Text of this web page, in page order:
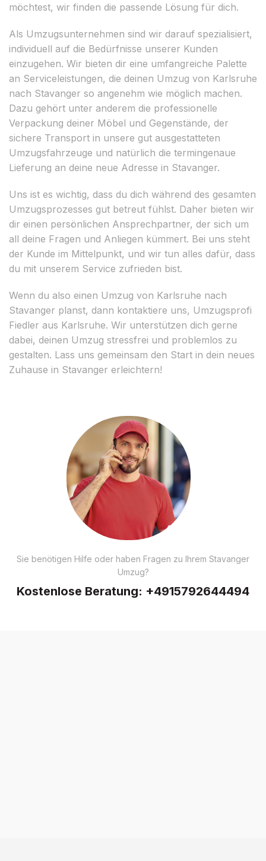
möchtest, wir finden die passende Lösung für dich.
Als Umzugsunternehmen sind wir darauf spezialisiert,
individuell auf die Bedürfnisse unserer Kunden
einzugehen. Wir bieten dir eine umfangreiche Palette
an Serviceleistungen, die deinen Umzug von Karlsruhe
nach Stavanger so angenehm wie möglich machen.
Dazu gehört unter anderem die professionelle
Verpackung deiner Möbel und Gegenstände, der
sichere Transport in unsere gut ausgestatteten
Umzugsfahrzeuge und natürlich die termingenaue
Lieferung an deine neue Adresse in Stavanger.
Uns ist es wichtig, dass du dich während des gesamten
Umzugsprozesses gut betreut fühlst. Daher bieten wir
dir einen persönlichen Ansprechpartner, der sich um
all deine Fragen und Anliegen kümmert. Bei uns steht
der Kunde im Mittelpunkt, und wir tun alles dafür, dass
du mit unserem Service zufrieden bist.
Wenn du also einen Umzug von Karlsruhe nach
Stavanger planst, dann kontaktiere uns, Umzugsprofi
Fiedler aus Karlsruhe. Wir unterstützen dich gerne
dabei, deinen Umzug stressfrei und problemlos zu
gestalten. Lass uns gemeinsam den Start in dein neues
Zuhause in Stavanger erleichtern!
Sie benötigen Hilfe oder haben Fragen zu Ihrem Stavanger
Umzug?
Kostenlose Beratung: +4915792644494